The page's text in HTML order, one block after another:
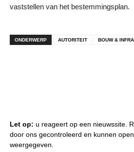
vaststellen van het bestemmingsplan.
ONDERWERP AUTORITEIT BOUW & INFRA
Let op: u reageert op een nieuwssite.
door ons gecontroleerd en kunnen
weergegeven.